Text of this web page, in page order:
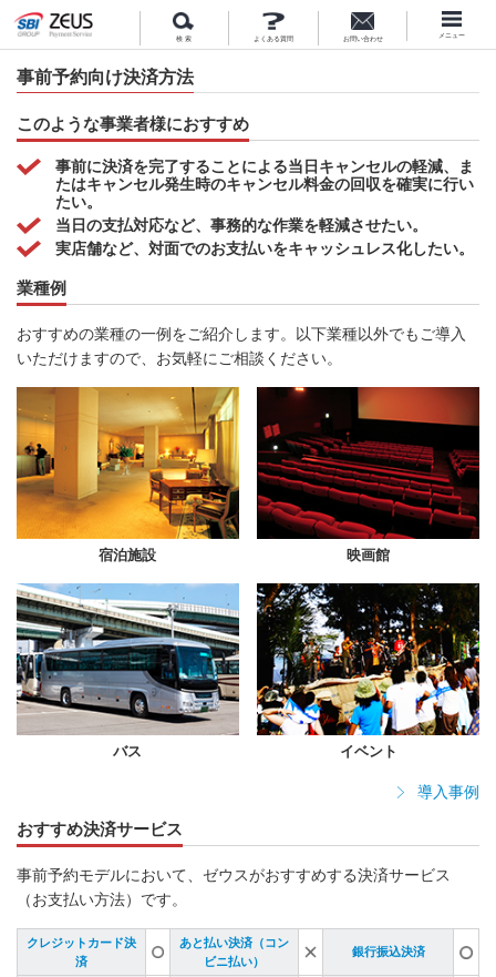
メニュー
お問い合わせ
よくある質問
検 索
事前予約向け決済方法
このような事業者様におすすめ
事前に決済を完了することによる当日キャンセルの軽減、ま
たはキャンセル発生時のキャンセル料金の回収を確実に行い
たい。
当日の支払対応など、事務的な作業を軽減させたい。
実店舗など、対面でのお支払いをキャッシュレス化したい。
業種例
おすすめの業種の一例をご紹介します。以下業種以外でもご導入
いただけますので、お気軽にご相談ください。
宿泊施設 映画館
バス イベント
導入事例
おすすめ決済サービス
事前予約モデルにおいて、ゼウスがおすすめする決済サービス
（お支払い方法）です。
クレジットカード決
済
あと払い決済（コン
ビニ払い）
銀行振込決済